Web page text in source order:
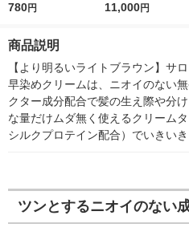
リーム 白髪用 3明る
780円
5ｇ 資生堂 おま
11,000円
商品説明
【より明るいライトブラウン】サ
早染めクリームは、ニオイのない
クター成分配合で髪の生え際や分
な量だけムダ無く使えるクリーム
シルクプロテイン配合）でいきいき
ツンとするニオイのない